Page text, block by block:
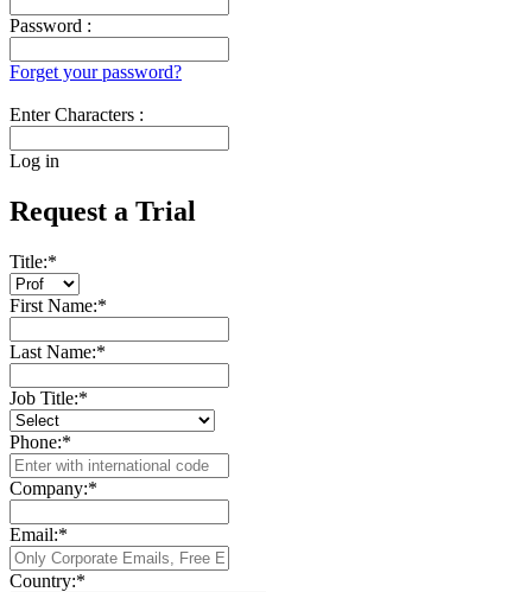
Password :
Forget your password?
Enter Characters :
Log in
Request a Trial
Title:*
First Name:*
Last Name:*
Job Title:*
Phone:*
Company:*
Email:*
Country:*